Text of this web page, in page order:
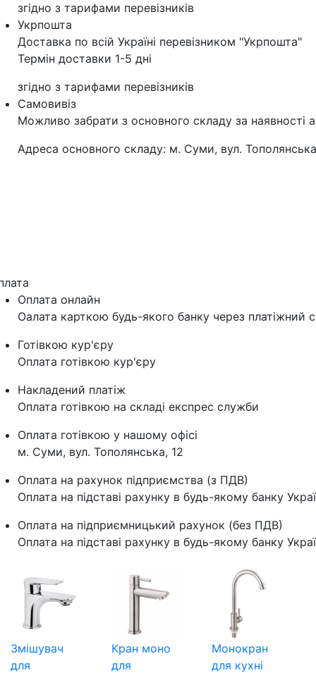
згідно з тарифами перевізників
Укрпошта
Доставка по всій Україні перевізником "Укрпошта"
Термін доставки 1-5 дні
згідно з тарифами перевізників
Самовивіз
Можливо забрати з основного складу за наявності
Адреса основного складу: м. Суми, вул.
Оплата онлайн
Оалата карткою будь-якого банку через платіжний
Готівкою кур'єру
Оплата готівкою кур'єру
Накладений платіж
Оплата готівкою на складі експрес служби
Оплата готівкою у нашому офісі
м. Суми, вул. Тополянська, 12
Оплата на рахунок підприємства (з ПДВ)
Оплата на підставі рахунку в будь-якому банку
Оплата на підприємницький рахунок (без ПДВ)
Оплата на підставі рахунку в будь-якому банку
Змішувач
для
Кран моно
для
Монокран
для кухні